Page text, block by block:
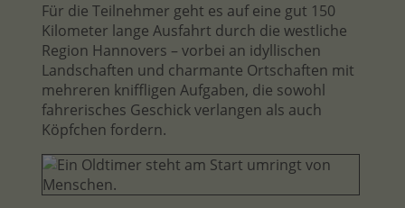
Für die Teilnehmer geht es auf eine gut 150
Kilometer lange Ausfahrt durch die westliche
Region Hannovers – vorbei an idyllischen
Landschaften und charmante Ortschaften mit
mehreren kniffligen Aufgaben, die sowohl
fahrerisches Geschick verlangen als auch
Köpfchen fordern.